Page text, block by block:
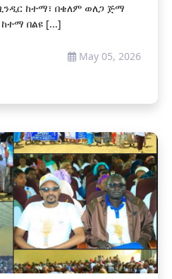
ከተማ፣ በቄለም ወለጋ ጅማ
በልዩ [...]
May 05, 2026